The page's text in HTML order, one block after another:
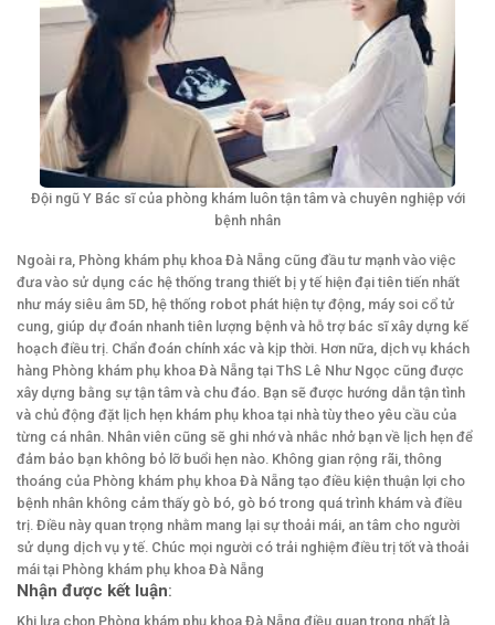
Đội ngũ Y Bác sĩ của phòng khám luôn tận tâm và chuyên nghiệp với
bệnh nhân
Ngoài ra, Phòng khám phụ khoa Đà Nẵng cũng đầu tư mạnh vào việc
đưa vào sử dụng các hệ thống trang thiết bị y tế hiện đại tiên tiến nhất
như máy siêu âm 5D, hệ thống robot phát hiện tự động, máy soi cổ tử
cung, giúp dự đoán nhanh tiên lượng bệnh và hỗ trợ bác sĩ xây dựng kế
hoạch điều trị. Chẩn đoán chính xác và kịp thời. Hơn nữa, dịch vụ khách
hàng Phòng khám phụ khoa Đà Nẵng tại ThS Lê Như Ngọc cũng được
xây dựng bằng sự tận tâm và chu đáo. Bạn sẽ được hướng dẫn tận tình
và chủ động đặt lịch hẹn khám phụ khoa tại nhà tùy theo yêu cầu của
từng cá nhân. Nhân viên cũng sẽ ghi nhớ và nhắc nhở bạn về lịch hẹn để
đảm bảo bạn không bỏ lỡ buổi hẹn nào. Không gian rộng rãi, thông
thoáng của Phòng khám phụ khoa Đà Nẵng tạo điều kiện thuận lợi cho
bệnh nhân không cảm thấy gò bó, gò bó trong quá trình khám và điều
trị. Điều này quan trọng nhằm mang lại sự thoải mái, an tâm cho người
sử dụng dịch vụ y tế. Chúc mọi người có trải nghiệm điều trị tốt và thoải
mái tại Phòng khám phụ khoa Đà Nẵng
Nhận được kết luận:
Khi lựa chọn Phòng khám phụ khoa Đà Nẵng điều quan trọng nhất là